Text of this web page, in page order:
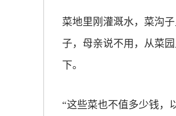
菜地里刚灌溉水，菜沟
子，母亲说不用，从菜
下。
“这些菜也不值多少钱，